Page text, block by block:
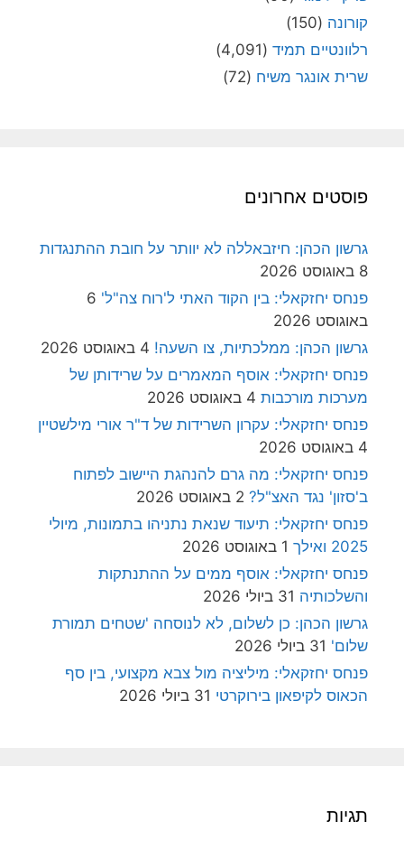
קורונה (150)
רלוונטיים תמיד (4,091)
שרית אונגר משיח (72)
פוסטים אחרונים
גרשון הכהן: חיזבאללה לא יוותר על חובת ההתנגדות
8 באוגוסט 2026
פנחס יחזקאלי: בין הקוד האתי ל'רוח צה"ל' 6
באוגוסט 2026
גרשון הכהן: ממלכתיות, צו השעה! 4 באוגוסט 2026
פנחס יחזקאלי: אוסף המאמרים על שרידותן של
מערכות מורכבות 4 באוגוסט 2026
פנחס יחזקאלי: עקרון השרידות של ד"ר אורי מילשטיין
4 באוגוסט 2026
פנחס יחזקאלי: מה גרם להנהגת היישוב לפתוח
ב'סזון' נגד האצ"ל? 2 באוגוסט 2026
פנחס יחזקאלי: תיעוד שנאת נתניהו בתמונות, מיולי
2025 ואילך
1 באוגוסט 2026
פנחס יחזקאלי: אוסף ממים על ההתנתקות
והשלכותיה 31 ביולי 2026
גרשון הכהן: כן לשלום, לא לנוסחה 'שטחים תמורת
שלום' 31 ביולי 2026
פנחס יחזקאלי: מיליציה מול צבא מקצועי, בין סף
הכאוס לקיפאון בירוקרטי 31 ביולי 2026
תגיות